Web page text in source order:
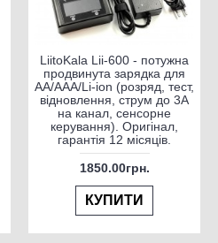
LiitoKala Lii-600 - потужна
продвинута зарядка для
AA/AAA/Li-ion (розряд, тест,
відновлення, струм до 3А
на канал, сенсорне
керування). Оригінал,
гарантія 12 місяців.
1850.00грн.
КУПИТИ